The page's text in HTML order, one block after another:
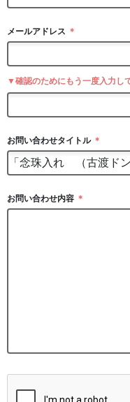
メールアドレス ＊
▼確認のためにもう一度入力し
お問い合わせタイトル ＊
お問い合わせ内容 ＊